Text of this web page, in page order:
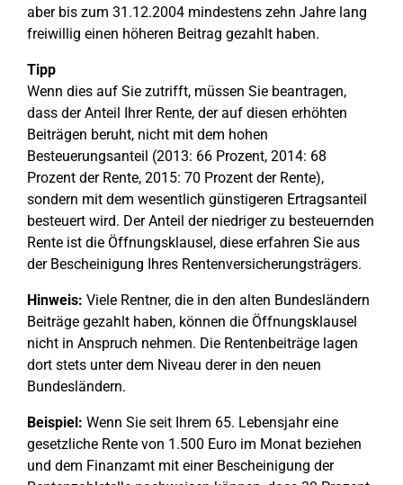
aber bis zum 31.12.2004 mindestens zehn Jahre lang
freiwillig einen höheren Beitrag gezahlt haben.
Tipp
Wenn dies auf Sie zutrifft, müssen Sie beantragen,
dass der Anteil Ihrer Rente, der auf diesen erhöhten
Beiträgen beruht, nicht mit dem hohen
Besteuerungsanteil (2013: 66 Prozent, 2014: 68
Prozent der Rente, 2015: 70 Prozent der Rente),
sondern mit dem wesentlich günstigeren Ertragsanteil
besteuert wird. Der Anteil der niedriger zu besteuernden
Rente ist die Öffnungsklausel, diese erfahren Sie aus
der Bescheinigung Ihres Rentenversicherungsträgers.
Hinweis: Viele Rentner, die in den alten Bundesländern
Beiträge gezahlt haben, können die Öffnungsklausel
nicht in Anspruch nehmen. Die Rentenbeiträge lagen
dort stets unter dem Niveau derer in den neuen
Bundesländern.
Beispiel: Wenn Sie seit Ihrem 65. Lebensjahr eine
gesetzliche Rente von 1.500 Euro im Monat beziehen
und dem Finanzamt mit einer Bescheinigung der